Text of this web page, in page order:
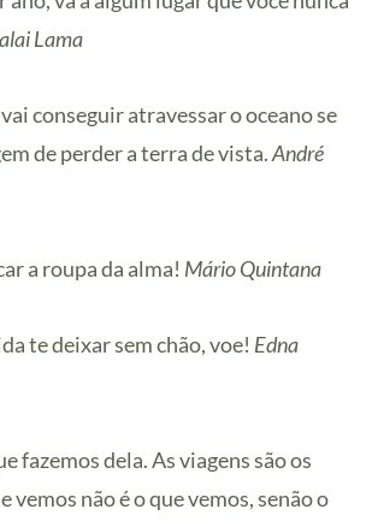
Lama
conseguir atravessar o oceano se
de perder a terra de vista.André
a roupa da alma! Mário Quintana
te deixar sem chão, voe! Edna
fazemos dela. As viagens são os
vemos não é o que vemos, senão o